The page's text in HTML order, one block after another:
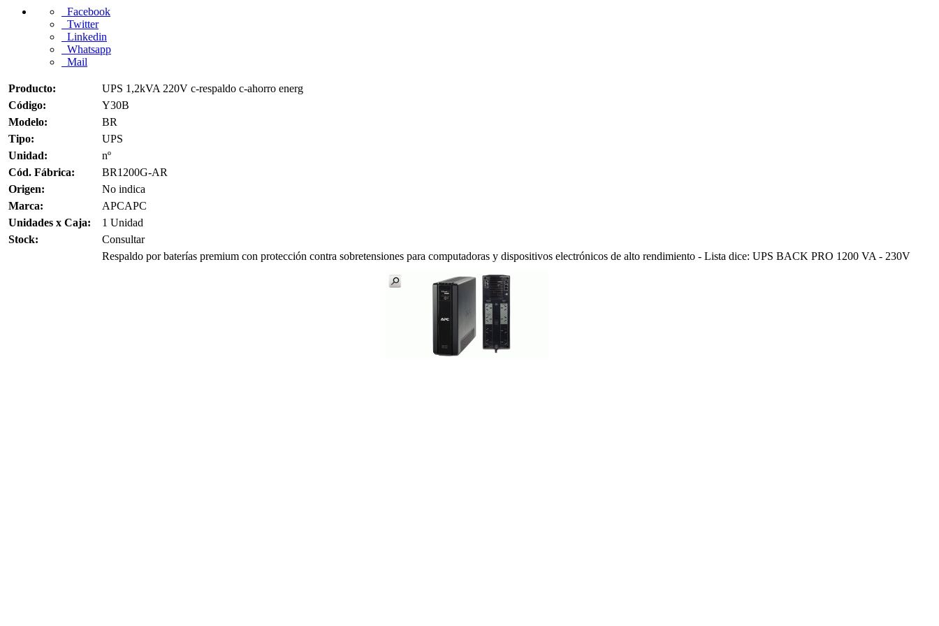
Facebook
Twitter
Linkedin
Whatsapp
Mail
Producto:
UPS 1,2kVA 220V c-respaldo c-ahorro energ
Código:
Y30B
Modelo:
BR
Tipo:
UPS
Unidad:
nº
Cód. Fábrica:
BR1200G-AR
Origen:
No indica
Marca:
APCAPC
Unidades x Caja:
1 Unidad
Stock:
Consultar
Respaldo por baterías premium con protección contra sobretensiones para computadoras y dispositivos electrónicos de alto rendimiento - Lista dice: UPS BACK PRO 1200 VA - 230V